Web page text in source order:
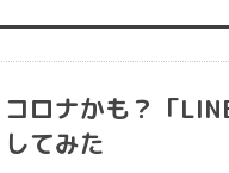
コロナかも？「
してみた